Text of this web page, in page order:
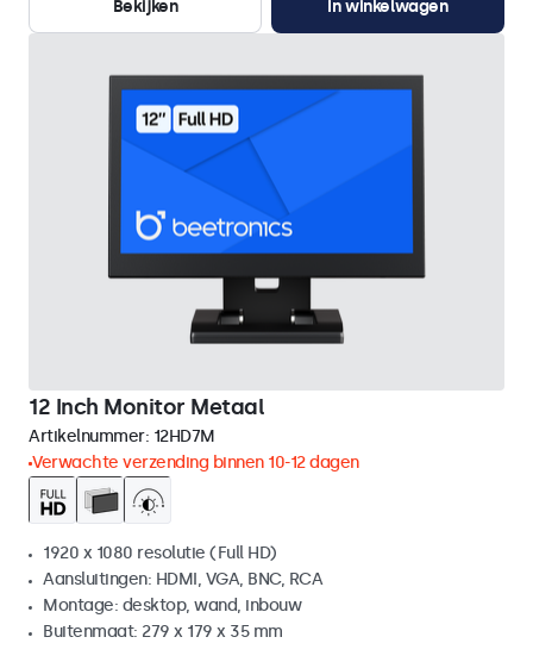
Bekijken
In winkelwagen
12 Inch Monitor Metaal
Artikelnummer: 12HD7M
Verwachte verzending binnen 10-12 dagen
1920 x 1080 resolutie (Full HD)
Aansluitingen: HDMI, VGA, BNC, RCA
Montage: desktop, wand, inbouw
Buitenmaat: 279 x 179 x 35 mm